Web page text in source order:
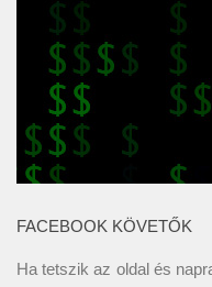
FACEBOOK KÖVETŐK
Ha tetszik az oldal és